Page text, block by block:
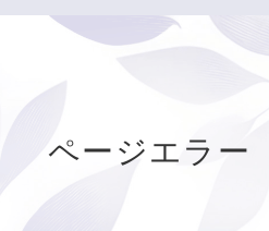
ページエラー